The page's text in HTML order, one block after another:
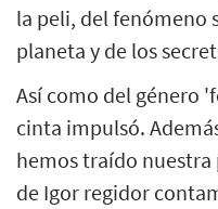
la peli, del fenómeno
planeta y de los
Así como del género
cinta impulsó.
hemos traído
de Igor regidor